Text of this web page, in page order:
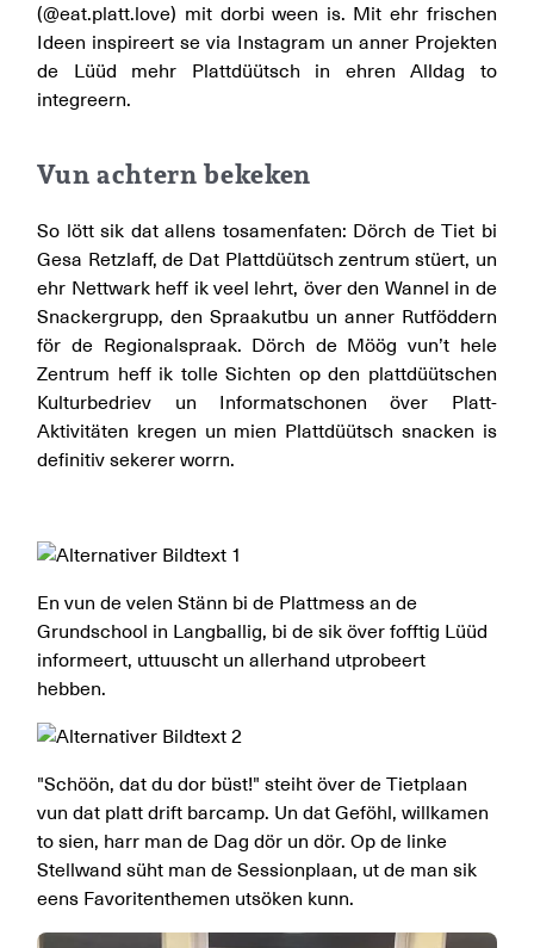
(@eat.platt.love) mit dorbi ween is. Mit ehr frischen
Ideen inspireert se via Instagram un anner Projekten
de Lüüd mehr Plattdüütsch in ehren Alldag to
integreern.
Vun achtern bekeken
So lött sik dat allens tosamenfaten: Dörch de Tiet bi
Gesa Retzlaff, de Dat Plattdüütsch zentrum stüert, un
ehr Nettwark heff ik veel lehrt, över den Wannel in de
Snackergrupp, den Spraakutbu un anner Rutföddern
för de Regionalspraak. Dörch de Möög vun’t hele
Zentrum heff ik tolle Sichten op den plattdüütschen
Kulturbedriev un Informatschonen över Platt-
Aktivitäten kregen un mien Plattdüütsch snacken is
definitiv sekerer worrn.
En vun de velen Stänn bi de Plattmess an de
Grundschool in Langballig, bi de sik över fofftig Lüüd
informeert, uttuuscht un allerhand utprobeert
hebben.
"Schöön, dat du dor büst!" steiht över de Tietplaan
vun dat platt drift barcamp. Un dat Geföhl, willkamen
to sien, harr man de Dag dör un dör. Op de linke
Stellwand süht man de Sessionplaan, ut de man sik
eens Favoritenthemen utsöken kunn.